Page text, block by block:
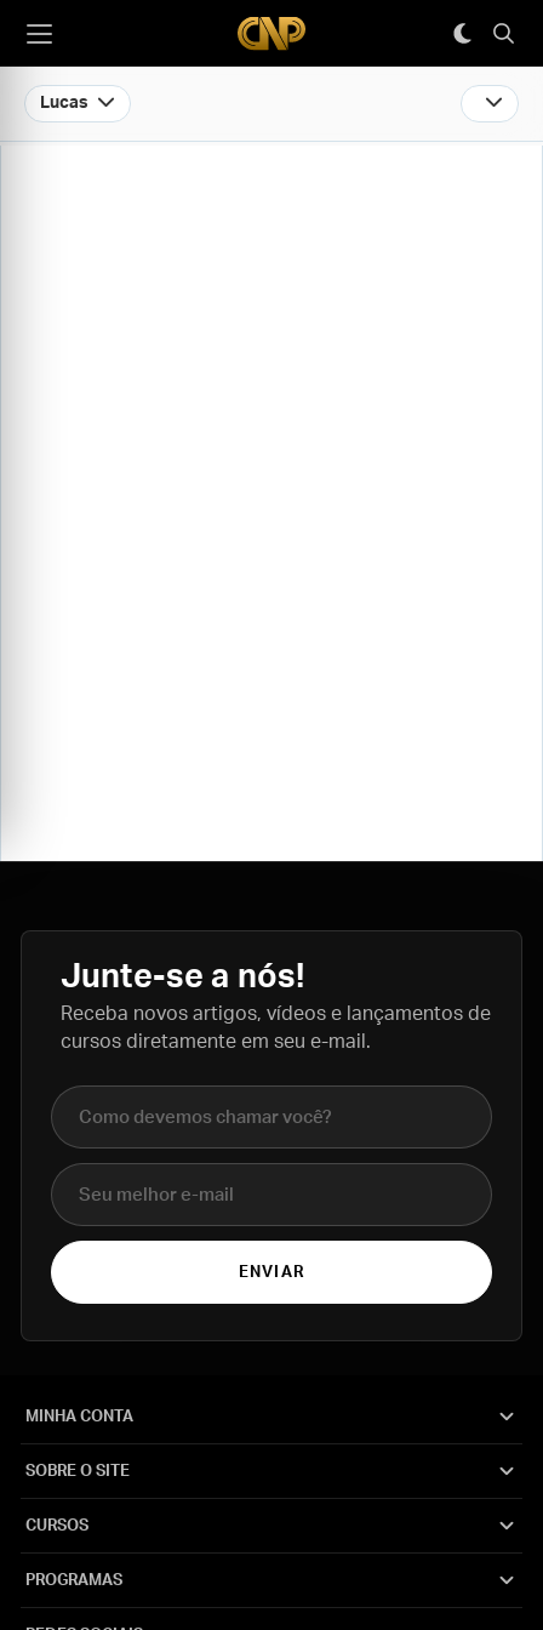
Lucas
Junte-se a nós!
Receba novos artigos, vídeos e lançamentos de
cursos diretamente em seu e-mail.
Nome completo
E-mail
ENVIAR
MINHA CONTA
SOBRE O SITE
CURSOS
PROGRAMAS